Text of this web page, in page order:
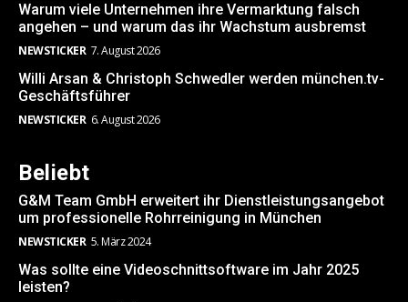
Warum viele Unternehmen ihre Vermarktung falsch
angehen – und warum das ihr Wachstum ausbremst
NEWSTICKER 7. August 2026
Willi Arsan & Christoph Schwedler werden münchen.tv-
Geschäftsführer
NEWSTICKER 6. August 2026
Beliebt
G&M Team GmbH erweitert ihr Dienstleistungsangebot
um professionelle Rohrreinigung in München
NEWSTICKER 5. März 2024
Was sollte eine Videoschnittsoftware im Jahr 2025
leisten?